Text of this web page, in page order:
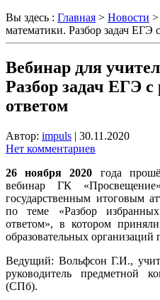
Вы здесь : Главная > Новости >
математики. Разбор задач ЕГЭ
Вебинар для
Разбор задач ЕГЭ
ответом
Автор: impuls | 30.11.2020
Нет комментариев
26 ноября 2020 года
вебинар ГК
государственным итоговым
по теме «Разбор
ответом», в котором
образовательных организаций
Ведущий: Вольфсон Г.И.,
руководитель предметной
(СПб).